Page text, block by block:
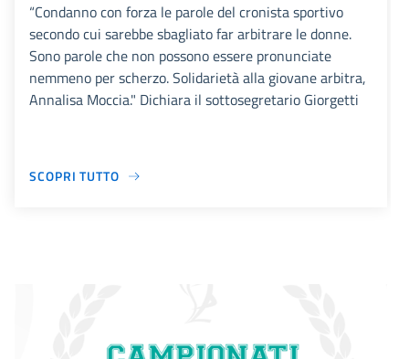
“Condanno con forza le parole del cronista sportivo
secondo cui sarebbe sbagliato far arbitrare le donne.
Sono parole che non possono essere pronunciate
nemmeno per scherzo. Solidarietà alla giovane arbitra,
Annalisa Moccia." Dichiara il sottosegretario Giorgetti
SCOPRI TUTTO